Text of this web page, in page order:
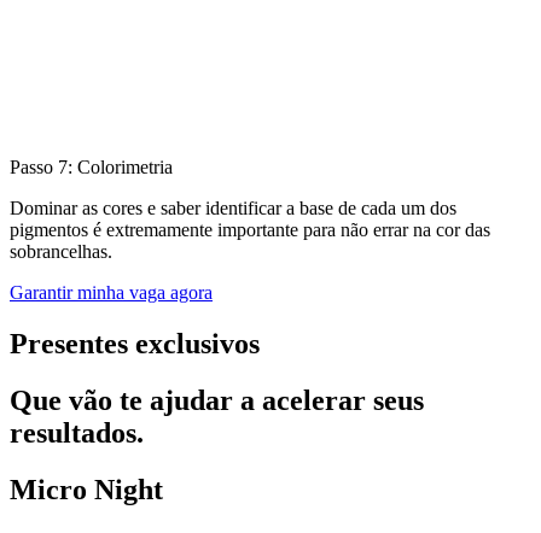
Passo 7: Colorimetria
Dominar as cores e saber identificar a base de cada um dos
pigmentos é extremamente importante para não errar na cor das
sobrancelhas.
Garantir minha vaga agora
Presentes exclusivos
Que vão te ajudar a acelerar seus
resultados.
Micro Night